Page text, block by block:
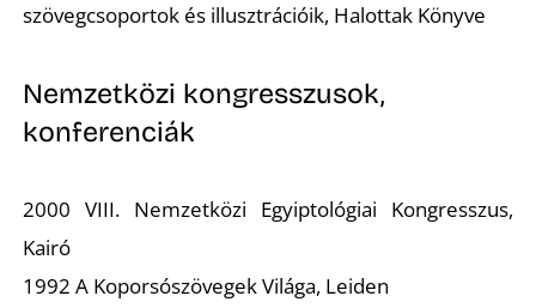
szövegcsoportok és illusztrációik, Halottak Könyve
Nemzetközi kongresszusok,
konferenciák
2000 VIII. Nemzetközi Egyiptológiai Kongresszus,
Kairó
1992 A Koporsószövegek Világa, Leiden